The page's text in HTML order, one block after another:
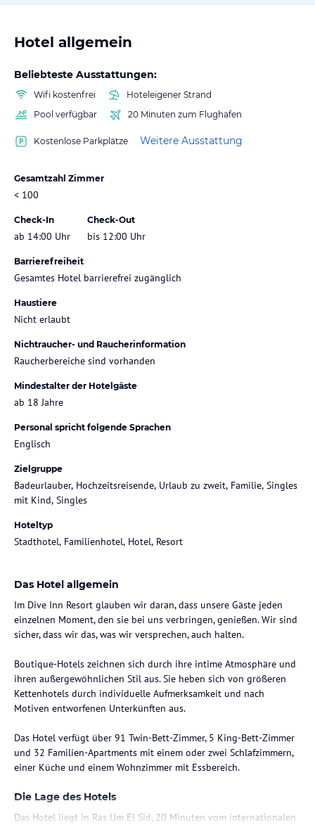
Hotel allgemein
Beliebteste Ausstattungen:
Wifi kostenfrei
Hoteleigener Strand
Pool verfügbar
20 Minuten zum Flughafen
Kostenlose Parkplätze Weitere Ausstattung
Gesamtzahl Zimmer
< 100
Check-In
ab 14:00 Uhr
Check-Out
bis 12:00 Uhr
Barrierefreiheit
Gesamtes Hotel barrierefrei zugänglich
Haustiere
Nicht erlaubt
Nichtraucher- und Raucherinformation
Raucherbereiche sind vorhanden
Mindestalter der Hotelgäste
ab 18 Jahre
Personal spricht folgende Sprachen
Englisch
Zielgruppe
Badeurlauber, Hochzeitsreisende, Urlaub zu zweit, Familie, Singles
mit Kind, Singles
Hoteltyp
Stadthotel, Familienhotel, Hotel, Resort
Das Hotel allgemein
Im Dive Inn Resort glauben wir daran, dass unsere Gäste jeden
einzelnen Moment, den sie bei uns verbringen, genießen. Wir sind
sicher, dass wir das, was wir versprechen, auch halten.
Boutique-Hotels zeichnen sich durch ihre intime Atmosphäre und
ihren außergewöhnlichen Stil aus. Sie heben sich von größeren
Kettenhotels durch individuelle Aufmerksamkeit und nach
Motiven entworfenen Unterkünften aus.
Das Hotel verfügt über 91 Twin-Bett-Zimmer, 5 King-Bett-Zimmer
und 32 Familien-Apartments mit einem oder zwei Schlafzimmern,
einer Küche und einem Wohnzimmer mit Essbereich.
Die Lage des Hotels
Das Hotel liegt in Ras Um El Sid, 20 Minuten vom internationalen